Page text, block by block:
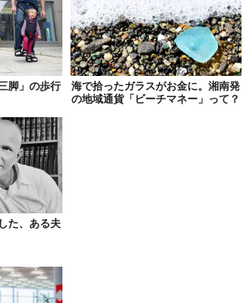
。
レス鋼だから海に入っても錆びにくいんだ
脚」の歩行
海で拾ったガラスがお金に。湘南発
の地域通貨「ビーチマネー」って？
た、ある夫